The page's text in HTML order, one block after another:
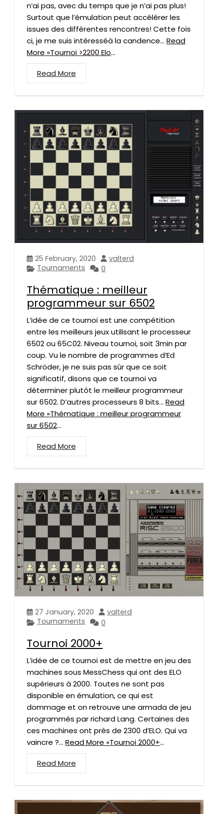
n’ai pas, avec du temps que je n’ai pas plus!
Surtout que l’émulation peut accélérer les
issues des différentes rencontres! Cette fois
ci, je me suis intéresséà la candence… Read
More »Tournoi >2200 Elo...
Read More
25 February, 2020
valterd
Tournaments
0
Thématique : meilleur
programmeur sur 6502
L’idée de ce tournoi est une compétition
entre les meilleurs jeux utilisant le processeur
6502 ou 65C02. Niveau tournoi, soit 3min par
coup. Vu le nombre de programmes d’Ed
Schröder, je ne suis pas sûr que ce soit
significatif, disons que ce tournoi va
déterminer plutôt le meilleur programmeur
sur 6502. D’autres processeurs 8 bits… Read
More »Thématique : meilleur programmeur
sur 6502...
Read More
27 January, 2020
valterd
Tournaments
0
Tournoi 2000+
L’idée de ce tournoi est de mettre en jeu des
machines sous MessChess qui ont des ELO
supérieurs à 2000. Toutes ne sont pas
disponible en émulation, ce qui est
dommage et on retrouve une armada de jeu
programmés par richard Lang. Certaines des
ces machines ont près de 2300 d’ELO. Qui va
vaincre ?… Read More »Tournoi 2000+...
Read More